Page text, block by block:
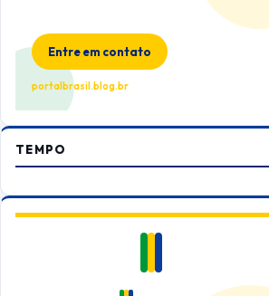
Entre em contato
portalbrasil.blog.br
TEMPO